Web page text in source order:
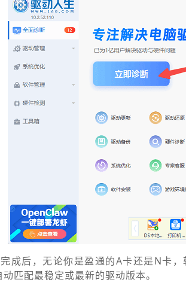
成后，无论你是盈通的A卡还是N卡
匹配最稳定或最新的驱动版本。